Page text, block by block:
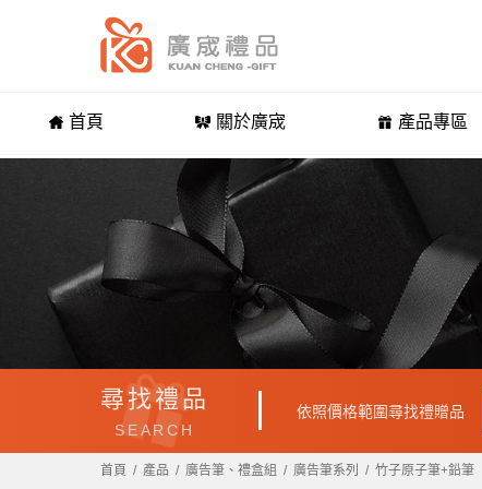
首頁 關於廣宬 產品專區
尋找禮品
SEARCH
依照價格範圍尋找禮贈品
首頁 產品 廣告筆、禮盒組 廣告筆系列 竹子原子筆+鉛筆